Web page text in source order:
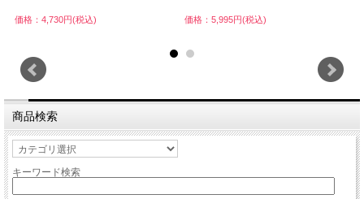
価格：4,730円(税込) 価格：5,995円(税込)
商品検索
キーワード検索